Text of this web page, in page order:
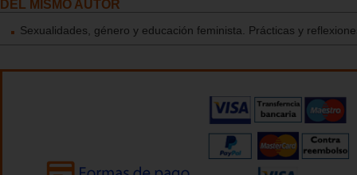
DEL MISMO AUTOR
Sexualidades, género y educación feminista. Prácticas y